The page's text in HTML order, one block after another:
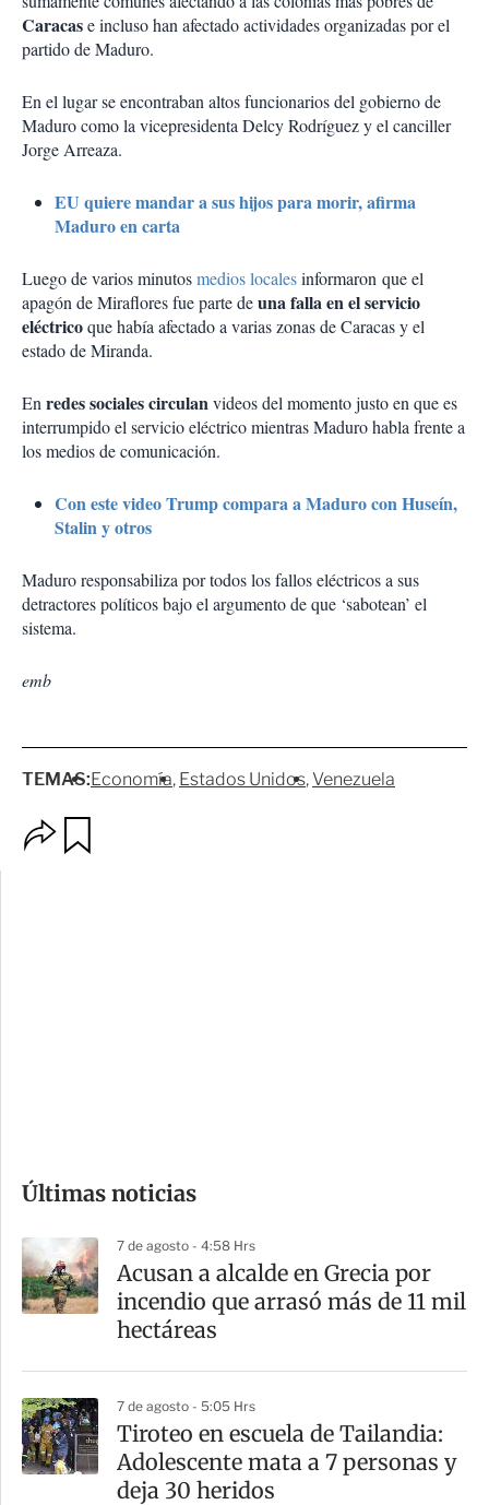
Caracase incluso han afectado actividades organizadas por el
partido de Maduro.
En el lugar se encontraban altos funcionarios del gobierno de
Maduro como la vicepresidenta Delcy Rodríguez y el canciller
Jorge Arreaza.
EU quiere mandar a sus hijos para morir, afirma
Maduro en carta
Luego de varios minutosmedios localesinformaron que el
apagón de Miraflores fue parte deuna falla en el servicio
eléctricoque había afectado a varias zonas de Caracas y el
estado de Miranda.
En redes sociales circulanvideos del momento justo en que es
interrumpido el servicio eléctrico mientras Maduro habla frente a
los medios de comunicación.
Con este video Trump compara a Maduro con Huseín,
Stalin y otros
Maduro responsabiliza por todos los fallos eléctricos a sus
detractores políticos bajo el argumento de que ‘sabotean’ el
sistema.
emb
TEMAS:Economía Estados Unidos Venezuela
p
m
a
r
t
Últimas noticias
7 de agosto - 4:58 Hrs
Acusan a alcalde en Grecia por
incendio que arrasó más de 11 mil
hectáreas
7 de agosto - 5:05 Hrs
Tiroteo en escuela de Tailandia:
Adolescente mata a 7 personas y
deja 30 heridos